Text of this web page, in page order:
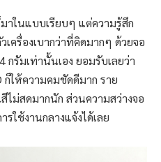
มาในแบบเรียบๆ แต่ความรู้สึก
ครื่องเบากว่าที่คิดมากๆ ด้วยจอ
รัมเท่านั้นเอง ยอมรับเลยว่า
ก็ให้ความคมชัดดีมาก ราย
ไม่สดมากนัก ส่วนความสว่างจอ
ใช้งานกลางแจ้งได้เลย